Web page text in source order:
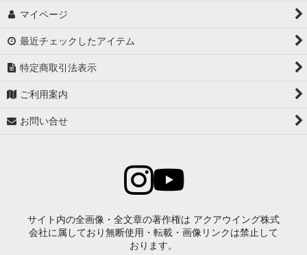
マイページ
最近チェックしたアイテム
特定商取引法表示
ご利用案内
お問い合せ
サイト内の全画像・全文章の著作権は アクアウイング株式
会社に属しており無断使用・転載・画像リンクは禁止して
おります。